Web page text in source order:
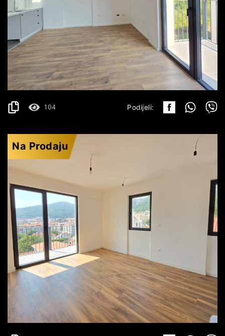
BUDVA
195.960€
42.6 m2
DETALJI
104 Podijeli:
Na Prodaju
BUDVA
221.540€
46.64 m
DETALJI